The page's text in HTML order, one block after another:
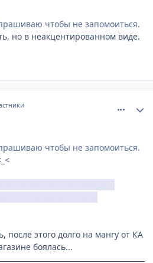
чтобы не запомоиться.
но в неакцентированном виде.
чтобы не запомоиться.
после этого долго на мангу от КА
боялась...